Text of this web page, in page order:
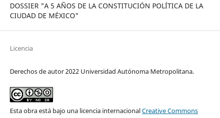
DOSSIER "A 5 AÑOS DE LA CONSTITUCIÓN POLÍTICA DE LA
CIUDAD DE MÉXICO"
Licencia
Derechos de autor 2022 Universidad Autónoma Metropolitana.
Esta obra está bajo una licencia internacionalCreative Commons